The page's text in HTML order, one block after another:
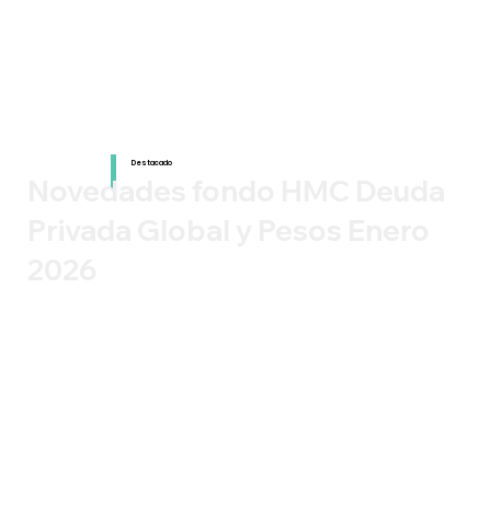
Destacado
Novedades fondo HMC Deuda